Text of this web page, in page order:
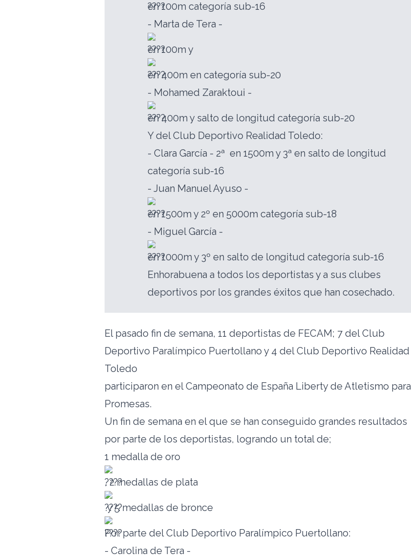
en 100m categoría sub-16
- Marta de Tera -
en 100m y
en 400m en categoría sub-20
- Mohamed Zaraktoui -
en 400m y salto de longitud categoría sub-20
Y del Club Deportivo Realidad Toledo:
- Clara García - 2ª en 1500m y 3ª en salto de longitud
categoría sub-16
- Juan Manuel Ayuso -
en 1500m y 2º en 5000m categoría sub-18
- Miguel García -
en 1000m y 3º en salto de longitud categoría sub-16
Enhorabuena a todos los deportistas y a sus clubes
deportivos por los grandes éxitos que han cosechado.
El pasado fin de semana, 11 deportistas de FECAM; 7 del Club
Deportivo Paralímpico Puertollano y 4 del Club Deportivo Realidad
Toledo
participaron en el Campeonato de España Liberty de Atletismo para
Promesas.
Un fin de semana en el que se han conseguido grandes resultados
por parte de los deportistas, logrando un total de;
1 medalla de oro
, 2 medallas de plata
y 5 medallas de bronce
Por parte del Club Deportivo Paralímpico Puertollano:
- Carolina de Tera -